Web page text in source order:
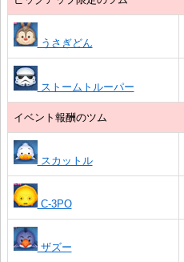
うさぎどん
ストームトルーパー
イベント報酬のツム
スカットル
C-3PO
ザズー